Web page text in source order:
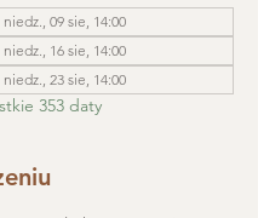
niedz., 09 sie, 14:00
niedz., 16 sie, 14:00
niedz., 23 sie, 14:00
353 daty